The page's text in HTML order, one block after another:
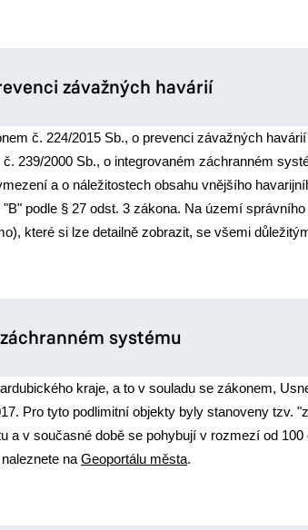
závažných havárií
č. 224/2015 Sb., o prevenci závažných
239/2000 Sb., o integrovaném záchranném
a o náležitostech obsahu vnějšího
podle § 27 odst. 3 zákona. Na území
které si lze detailně zobrazit, se všemi
systému
kraje, a to v souladu se zákonem,
Pro tyto podlimitní objekty byly stanoveny
a v současné době se pohybují v rozmezí od
na Geoportálu města.